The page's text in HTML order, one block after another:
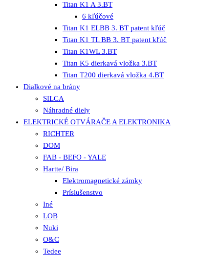
Titan K1 A 3.BT
6 kľúčové
Titan K1 ELBB 3. BT patent kľúč
Titan K1 TL BB 3. BT patent kľúč
Titan K1WL 3.BT
Titan K5 dierkavá vložka 3.BT
Titan T200 dierkavá vložka 4.BT
Dialkové na brány
SILCA
Náhradné diely
ELEKTRICKÉ OTVÁRAČE A ELEKTRONIKA
RICHTER
DOM
FAB - BEFO - YALE
Hartte/ Bira
Elektromagnetické zámky
Príslušenstvo
Iné
LOB
Nuki
O&C
Tedee